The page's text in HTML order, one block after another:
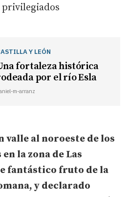
Y LEÓN
fortaleza histórica
por el río Esla
m-arranz
valle al noroeste de los
la zona de Las
fantástico fruto de la
y declarado